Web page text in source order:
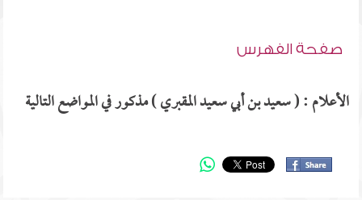
صفحة الفهرس
الأعلام : ( سعيد بن أبي سعيد المقبري ) مذكور في المواضع التالية